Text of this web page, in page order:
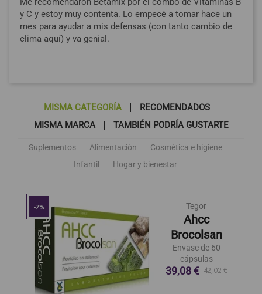
y C y estoy muy contenta. Lo empecé a tomar hace un
mes para ayudar a mis defensas (con tanto cambio de
clima aquí) y va genial.
MISMA CATEGORÍA
RECOMENDADOS
MISMA MARCA
TAMBIÉN PODRÍA GUSTARTE
Suplementos Alimentación
Cosmética e higiene
Infantil
Hogar y bienestar
-7% Tegor
Ahcc
Brocolsan
Envase de 60
cápsulas
39,08 € 42,02 €